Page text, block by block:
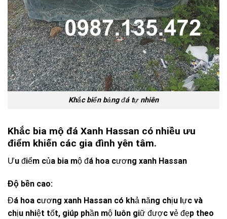
Khắc biển bảng đá tự nhiên
Khắc bia mộ đá Xanh Hassan có nhiều ưu
điểm khiến các gia đình yên tâm.
Ưu điểm của bia mộ đá hoa cương xanh Hassan
Độ bền cao:
Đá hoa cương xanh Hassan có khả năng chịu lực và
chịu nhiệt tốt, giúp phần mộ luôn giữ được vẻ đẹp theo